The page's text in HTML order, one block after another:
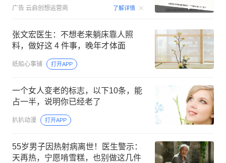
广告 云启创想运营商 了解详情 00:15
张文宏医生：不想老来躺床靠人照
料，做好这 4 件事，晚年才体面
纸船心事铺 打开APP
一个女人变老的标志，以下10条，能
占一半，说明你已经老了
扒扒动漫 打开APP
55岁男子因热射病离世！医生警示：
天再热，宁愿啃雪糕，也别做这几件